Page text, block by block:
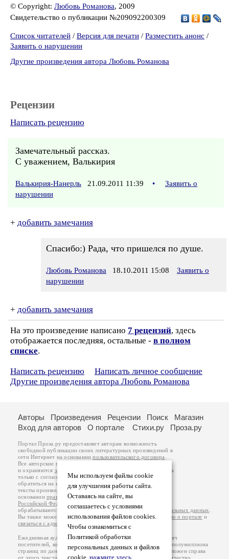
© Copyright: Любовь Романова, 2009
Свидетельство о публикации №209092200309
Список читателей / Версия для печати / Разместить анонс /
Заявить о нарушении
Другие произведения автора Любовь Романова
Рецензии
Написать рецензию
Замечательный рассказ.
С уважением, Валькирия
Валькирия-Нанерль 21.09.2011 11:39 •
Заявить о
нарушении
+ добавить замечания
Спасибо:) Рада, что пришелся по душе.
Любовь Романова 18.10.2011 15:08
Заявить о
нарушении
+ добавить замечания
На это произведение написано 7 рецензий, здесь
отображается последняя, остальные - в полном
списке.
Написать рецензию
Написать личное сообщение
Другие произведения автора Любовь Романова
Мы используем файлы cookie
для улучшения работы сайта.
Оставаясь на сайте, вы
соглашаетесь с условиями
использования файлов cookies.
Чтобы ознакомиться с
Политикой обработки
персональных данных и файлов
cookie, нажмите здесь
Авторы Произведения Рецензии Поиск
Магазин
Вход для авторов
О портале Стихи.ру Проза.ру
Портал Проза.ру предоставляет авторам возможность
свободной публикации своих литературных произведений в
сети Интернет на основаниипользовательского договора
Все авторские права на произведения принадлежат авторам
и охраняются законом
. Перепечатка произведений возможна
только с согласия его автора, к которому вы можете
обратиться на его авторской странице. Ответственность за
тексты произведений авторы несут самостоятельно на
основанииправил публикацииизаконодательства
Российской Федерации
обрабатываются на основанииПолитики обработки персональных данных
Вы также можете посмотреть более подробнуюинформацию о портале и
связаться с администрацией
Ежедневная аудитория портала Проза.ру – порядка 100 тысяч
посетителей, которые в общей сумме просматривают более полумиллиона
страниц по данным счетчика посещаемости, который расположен справа
от этого текста. В каждой графе указано по две цифры: количество